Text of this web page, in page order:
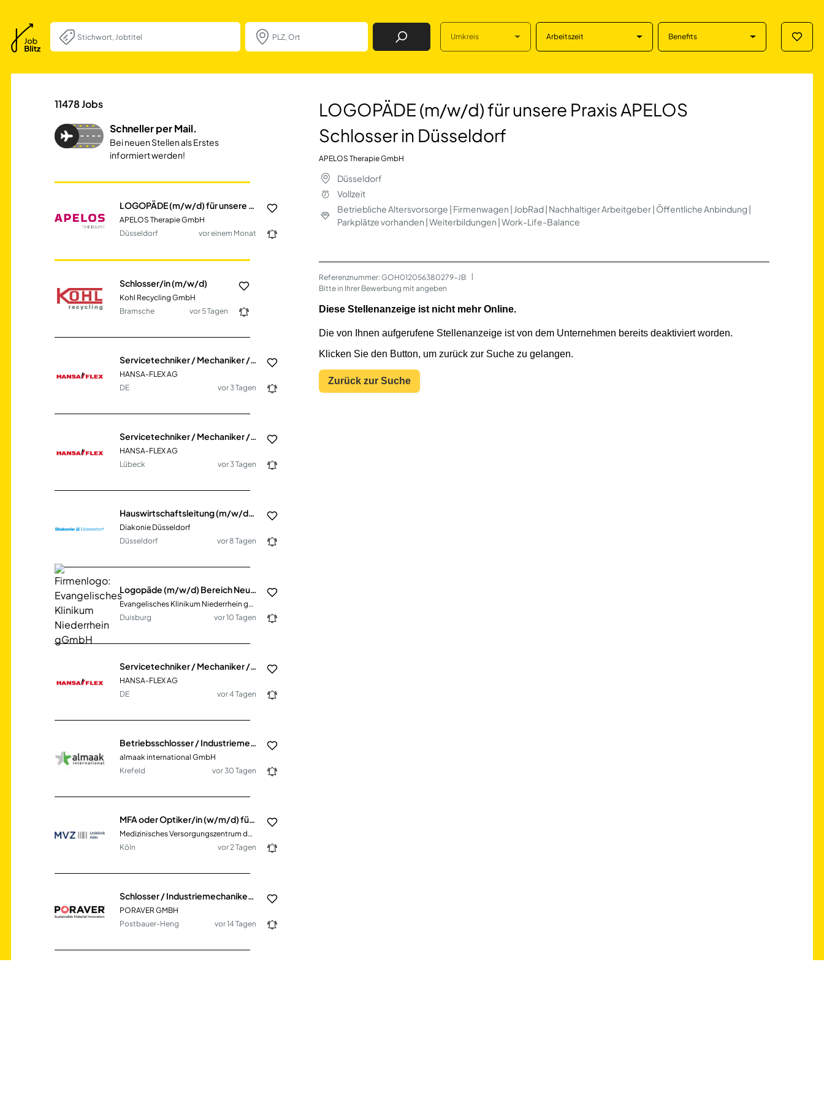
Job Finden Umkreis Arbeitszeit Benefits
LOGOPÄDE (m/w/d) für unsere Praxis APELOS
11478Jobs
Schneller per Mail.
Bei neuen Stellen als Erstes
informiert werden!
APELOS Therapie GmbH
Düsseldorf
vor einem Monat
Schlosser/in (m/w/d)
Kohl Recycling GmbH
Bramsche
vor 5 Tagen
Servicetechniker / Mechaniker / Schlosser / Monteur (m/w/d) mit eigener mobiler Werkstatt
HANSA-FLEX AG
DE
vor 3 Tagen
Servicetechniker / Mechaniker / Schlosser / Monteur (m/w/d) mit eigener mobiler Werkstatt
HANSA-FLEX AG
Lübeck
vor 3 Tagen
Hauswirtschaftsleitung (m/w/d) in Düsseldorf-Gerresheim
Diakonie Düsseldorf
Düsseldorf
vor 8 Tagen
Logopäde (m/w/d) Bereich Neurologie
Evangelisches Klinikum Niederrhein gGmbH
Duisburg
vor 10 Tagen
Servicetechniker / Mechaniker / Schlosser / Monteur (m/w/d) mit eigener mobiler Werkstatt
HANSA-FLEX AG
DE
vor 4 Tagen
almaak international GmbH
Krefeld
vor 30 Tagen
MFA oder Optiker/in (w/m/d) für Privatpraxis (MVZ) Vollzeit / Teilzeit
Medizinisches Versorgungszentrum des Universitätsklinikums Köln gGmbH
Köln
vor 2 Tagen
PORAVER GMBH
Postbauer-Heng
vor 14 Tagen
LOGOPÄDE (m/w/d) für unsere Praxis APELOS
Schlosser in Düsseldorf
APELOS Therapie GmbH
Düsseldorf
Vollzeit
Betriebliche Altersvorsorge | Firmenwagen | JobRad | Nachhaltiger Arbeitgeber | Öffentliche Anbindung |
Parkplätze vorhanden | Weiterbildungen | Work-Life-Balance
Referenznummer: GOH012056380279-JB
Bitte in Ihrer Bewerbung mit angeben